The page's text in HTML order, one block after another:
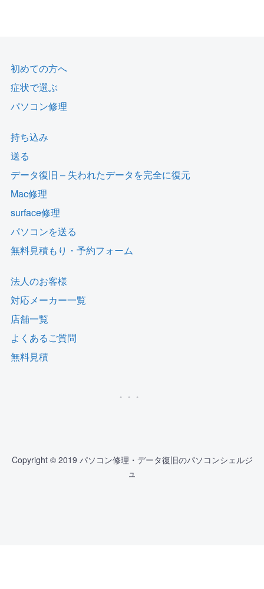
初めての方へ
症状で選ぶ
パソコン修理
持ち込み
送る
データ復旧 – 失われたデータを完全に復元
Mac修理
surface修理
パソコンを送る
無料見積もり・予約フォーム
法人のお客様
対応メーカー一覧
店舗一覧
よくあるご質問
無料見積
Copyright © 2019 パソコン修理・データ復旧のパソコンシェルジ
ュ